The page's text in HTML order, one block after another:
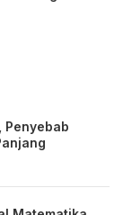
Penyebab